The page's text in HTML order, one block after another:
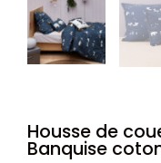
Housse de
Banquise